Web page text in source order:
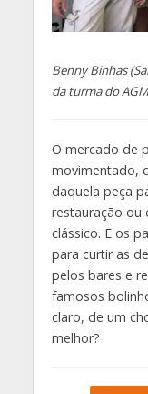
Benny Binhas
da turma do
O mercado de
movimentado,
daquela peça
restauração ou
clássico. E os
para curtir as
pelos bares e
famosos
claro, de um
melhor?